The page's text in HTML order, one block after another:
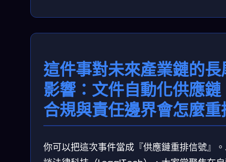
這件事對未來產業鏈的長
影響：文件自動化供應鏈
合規與責任邊界會怎麼重
你可以把這次事件當成『供應鏈重排信號』